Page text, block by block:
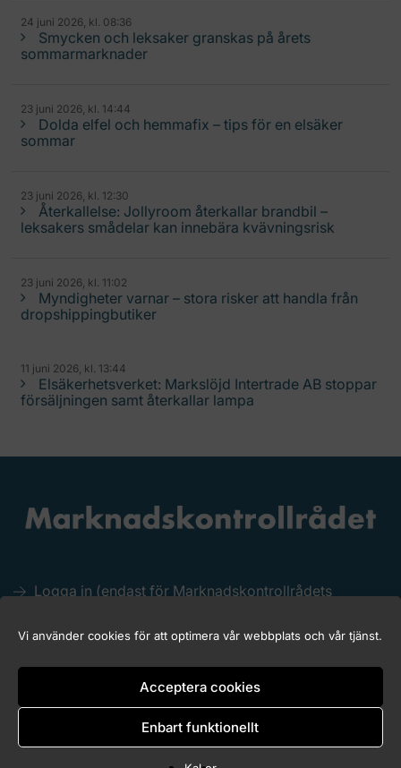
Vi använder cookies för att optimera vår webbplats och vår tjänst.
Acceptera cookies
Enbart funktionellt
24 juni 2026, kl. 08:36
Smycken och leksaker granskas på årets
sommarmarknader
23 juni 2026, kl. 14:44
Dolda elfel och hemmafix – tips för en elsäker
sommar
23 juni 2026, kl. 12:30
Återkallelse: Jollyroom återkallar brandbil –
leksakers smådelar kan innebära kvävningsrisk
23 juni 2026, kl. 11:02
Myndigheter varnar – stora risker att handla från
dropshippingbutiker
11 juni 2026, kl. 13:44
Elsäkerhetsverket: Markslöjd Intertrade AB stoppar
försäljningen samt återkallar lampa
Logga in (endast för Marknadskontrollrådets
Kakor (Cookies)